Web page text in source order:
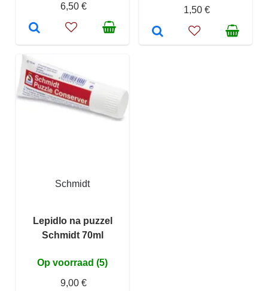
6,50 €
1,50 €
Schmidt
Lepidlo na puzzel
Schmidt 70ml
Op voorraad (5)
9,00 €